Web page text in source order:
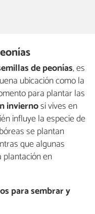
de peonías, es
ubicación como la
para plantar las
inviernosi vives en
influye la especie de
se plantan
que algunas
en
para sembrar y